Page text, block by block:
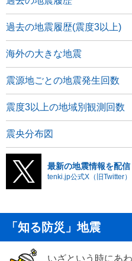
過去の地震履歴(震度3以上)
海外の大きな地震
震源地ごとの地震発生回数
震度3以上の地域別観測回数
震央分布図
最新の地震情報を配信
tenki.jp公式X（旧Twitter）
「知る防災」地震
いざという時にあ